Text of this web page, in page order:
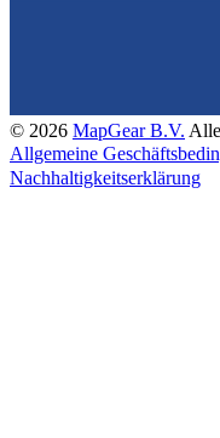
© 2026 MapGear B.V.
Allgemeine
Nachhaltigkeitserklärung